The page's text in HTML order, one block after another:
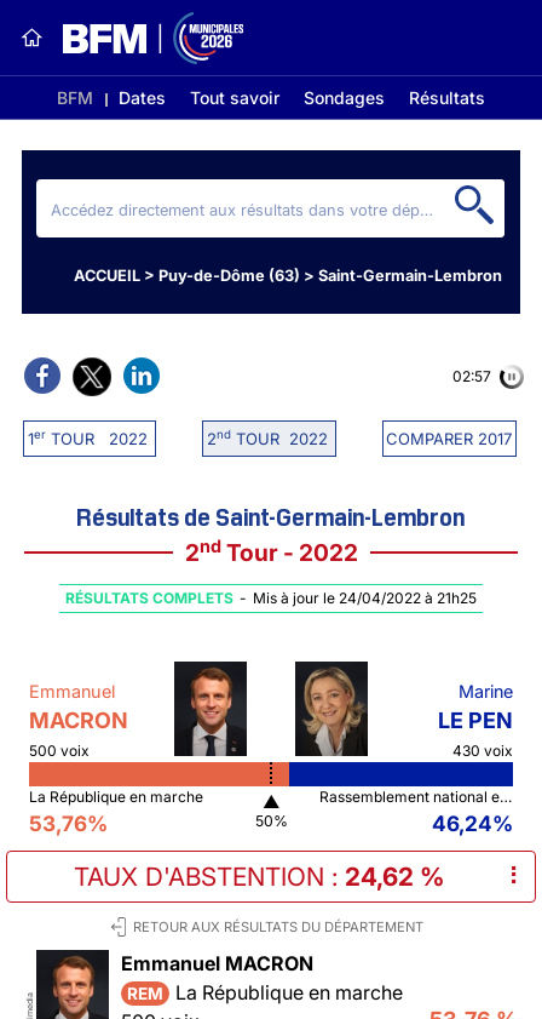
BFM Dates Tout savoir Sondages Résultats
ACCUEIL > Puy-de-Dôme (63) > Saint-Germain-Lembron
1erTOUR 2022 2ndTOUR 2022 COMPARER 2017
02:56
Résultats de Saint-Germain-Lembron
2ndTour - 2022
RÉSULTATS COMPLETS - Mis à jour le 24/04/2022 à 21h25
Emmanuel
MACRON
500 voix
Marine
LE PEN
430 voix
La République en marche
53,76%
▲
50%
Rassemblement national et ses alliés
46,24%
TAUX D'ABSTENTION : 24,62 % ⠇
RETOUR AUX RÉSULTATS DU DÉPARTEMENT
Emmanuel MACRON
REM
La République en marche